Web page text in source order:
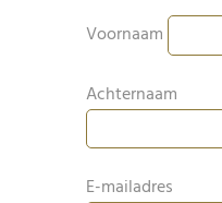
Voornaam
Achternaam
E-mailadres